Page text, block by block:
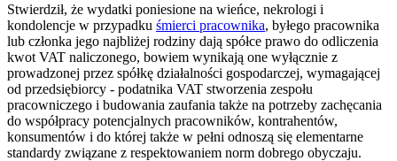
Stwierdził, że wydatki poniesione na wieńce, nekrologi i
kondolencje w przypadku śmierci pracownika, byłego pracownika
lub członka jego najbliżej rodziny dają spółce prawo do odliczenia
kwot VAT naliczonego, bowiem wynikają one wyłącznie z
prowadzonej przez spółkę działalności gospodarczej, wymagającej
od przedsiębiorcy - podatnika VAT stworzenia zespołu
pracowniczego i budowania zaufania także na potrzeby zachęcania
do współpracy potencjalnych pracowników, kontrahentów,
konsumentów i do której także w pełni odnoszą się elementarne
standardy związane z respektowaniem norm dobrego obyczaju.